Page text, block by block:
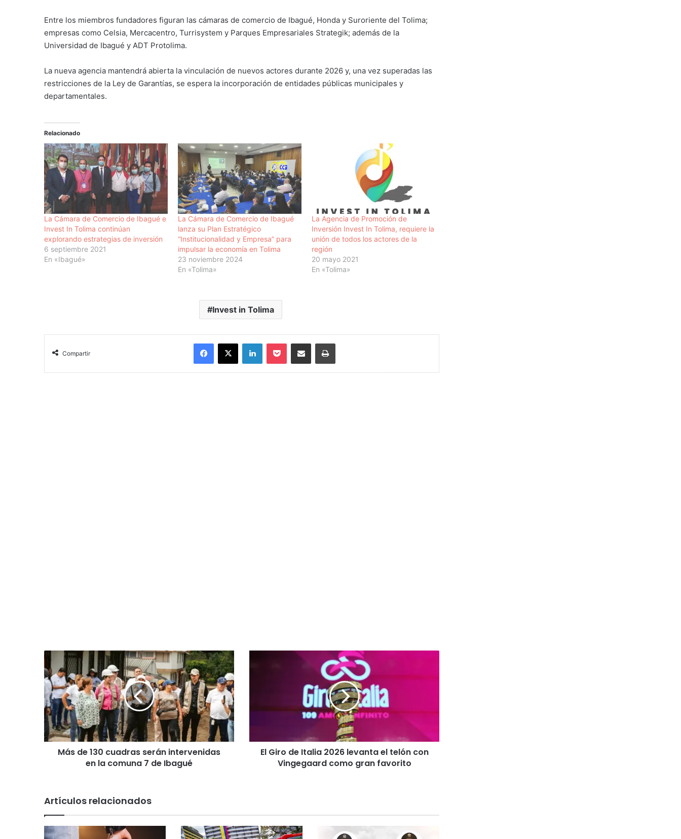
Entre los miembros fundadores figuran las cámaras de comercio de Ibagué, Honda y Suroriente del Tolima;
empresas como Celsia, Mercacentro, Turrisystem y Parques Empresariales Strategik; además de la
Universidad de Ibagué y ADT Protolima.
La nueva agencia mantendrá abierta la vinculación de nuevos actores durante 2026 y, una vez superadas las
restricciones de la Ley de Garantías, se espera la incorporación de entidades públicas municipales y
departamentales.
Relacionado
La Cámara de Comercio de Ibagué e
Invest In Tolima continúan
explorando estrategias de inversión
6 septiembre 2021
En «Ibagué»
La Cámara de Comercio de Ibagué
lanza su Plan Estratégico
“Institucionalidad y Empresa” para
impulsar la economía en Tolima
23 noviembre 2024
En «Tolima»
La Agencia de Promoción de
Inversión Invest In Tolima, requiere la
unión de todos los actores de la
región
20 mayo 2021
En «Tolima»
Invest in Tolima
Compartir
M
á
s
d
e
1
3
0
c
s
s
e
r
Más de 130 cuadras serán intervenidas
en la comuna 7 de Ibagué
I
0
2
6
El Giro de Italia 2026 levanta el telón con
Vingegaard como gran favorito
Artículos relacionados